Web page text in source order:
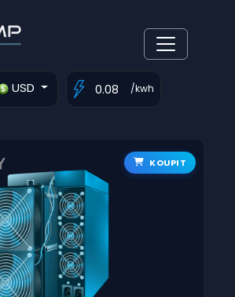
USD /kwh
KOUPIT